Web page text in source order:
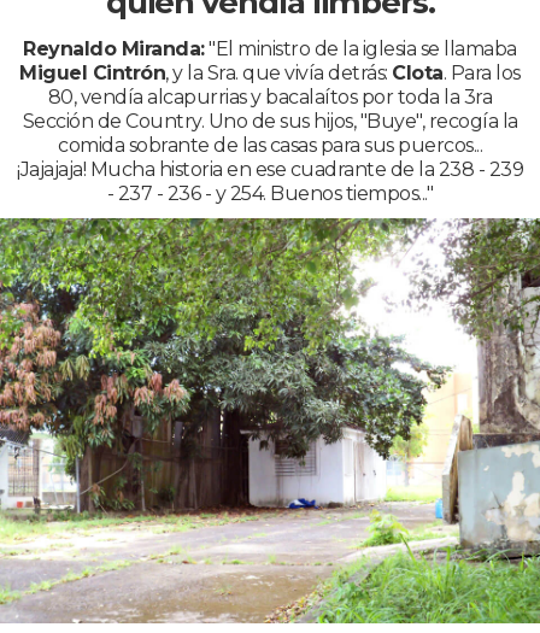
Reynaldo Miranda:"El ministro de la iglesia se llamaba
Miguel Cintrón, y la Sra. que vivía detrás: Clota. Para los
80, vendía alcapurrias y bacalaítos por toda la 3ra
Sección de Country. Uno de sus hijos, "Buye", recogía la
comida sobrante de las casas para sus puercos...
¡Jajajaja! Mucha historia en ese cuadrante de la 238 - 239
- 237 - 236 - y 254. Buenos tiempos..."